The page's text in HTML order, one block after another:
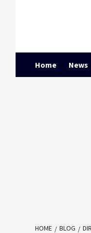
Home News
HOME BLOG